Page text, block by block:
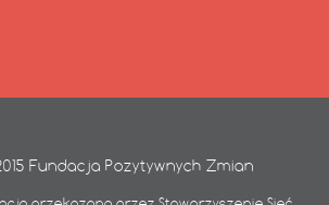
Fundacja Pozytywnych Zmian